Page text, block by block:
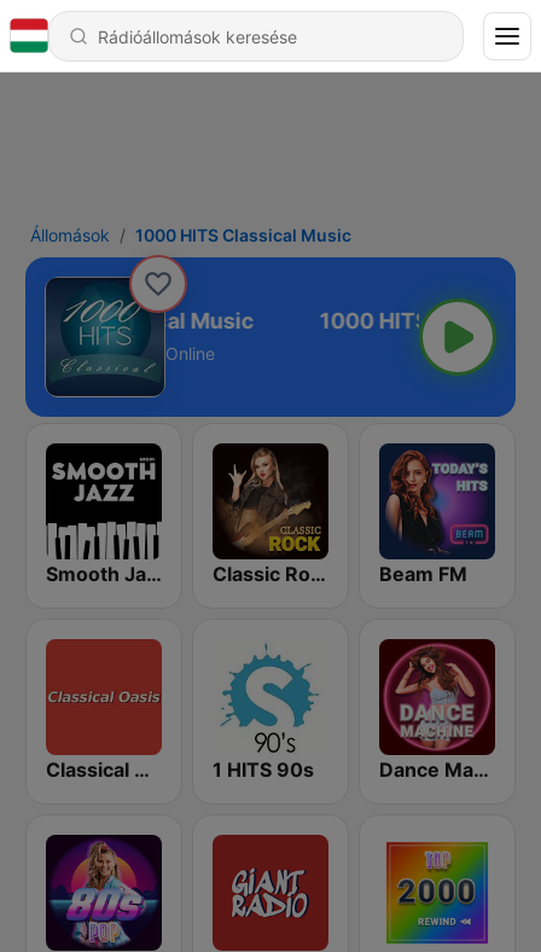
Állomások 1000 HITS Classical Music
HITS Classical Music
Online
Smooth Jazz - Groov Classic Rock Station Beam FM
Classical Oasis 1 HITS 90s Dance Machine